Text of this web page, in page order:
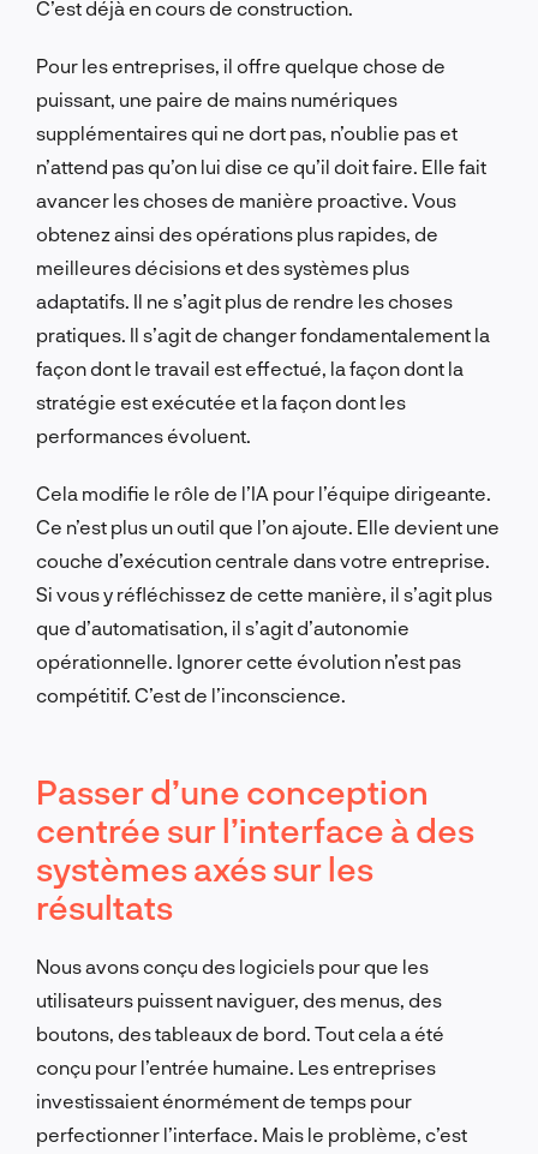
C’est déjà en cours de construction.
Pour les entreprises, il offre quelque chose de
puissant, une paire de mains numériques
supplémentaires qui ne dort pas, n’oublie pas et
n’attend pas qu’on lui dise ce qu’il doit faire. Elle fait
avancer les choses de manière proactive. Vous
obtenez ainsi des opérations plus rapides, de
meilleures décisions et des systèmes plus
adaptatifs. Il ne s’agit plus de rendre les choses
pratiques. Il s’agit de changer fondamentalement la
façon dont le travail est effectué, la façon dont la
stratégie est exécutée et la façon dont les
performances évoluent.
Cela modifie le rôle de l’IA pour l’équipe dirigeante.
Ce n’est plus un outil que l’on ajoute. Elle devient une
couche d’exécution centrale dans votre entreprise.
Si vous y réfléchissez de cette manière, il s’agit plus
que d’automatisation, il s’agit d’autonomie
opérationnelle. Ignorer cette évolution n’est pas
compétitif. C’est de l’inconscience.
Passer d’une conception
centrée sur l’interface à des
systèmes axés sur les
résultats
Nous avons conçu des logiciels pour que les
utilisateurs puissent naviguer, des menus, des
boutons, des tableaux de bord. Tout cela a été
conçu pour l’entrée humaine. Les entreprises
investissaient énormément de temps pour
perfectionner l’interface. Mais le problème, c’est